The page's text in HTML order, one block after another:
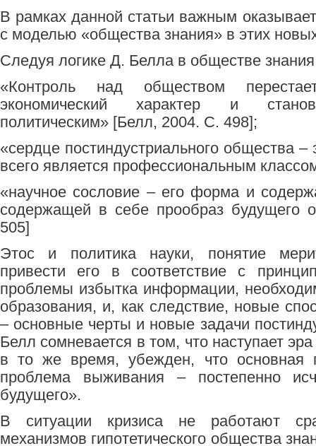
В рамках данной статьи важным
с моделью «общества знания» в этих
Следуя логике Д. Белла в обществе
«Контроль над обществом
экономический характер и
политическим» [Белл, 2004. С. 498];
«сердце постиндустриального общества
всего является профессиональным
«научное сословие – его форма и
содержащей в себе прообраз будущего
505]
Этос и политика науки, понятие
привести его в соответствие с
проблемы избытка информации,
образования, и, как следствие, новые
– основные черты и новые задачи
Белл сомневается в том, что наступает
в то же время, убежден, что основная
проблема выживания – постепенно
будущего».
В ситуации кризиса не работают
механизмов гипотетического общества